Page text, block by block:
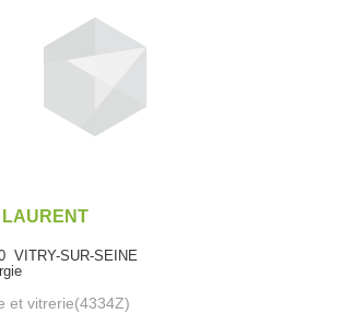
VITRY-SUR-SEINE
et vitrerie(4334Z)